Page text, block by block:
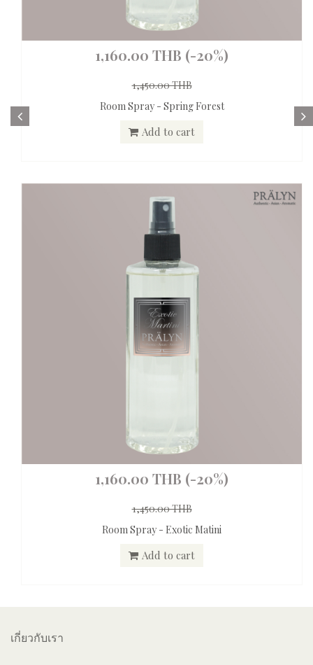
1,160.00 THB (-20%)
1,450.00 THB
Room Spray - Spring Forest
Add to cart
1,160.00 THB (-20%)
1,450.00 THB
Room Spray - Exotic Matini
Add to cart
เกี่ยวกับเรา